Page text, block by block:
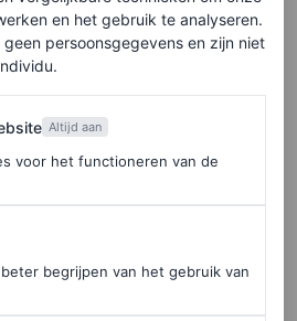
en het gebruik te analyseren.
persoonsgegevens en zijn niet
Altijd aan
voor het functioneren van de
begrijpen van het gebruik van